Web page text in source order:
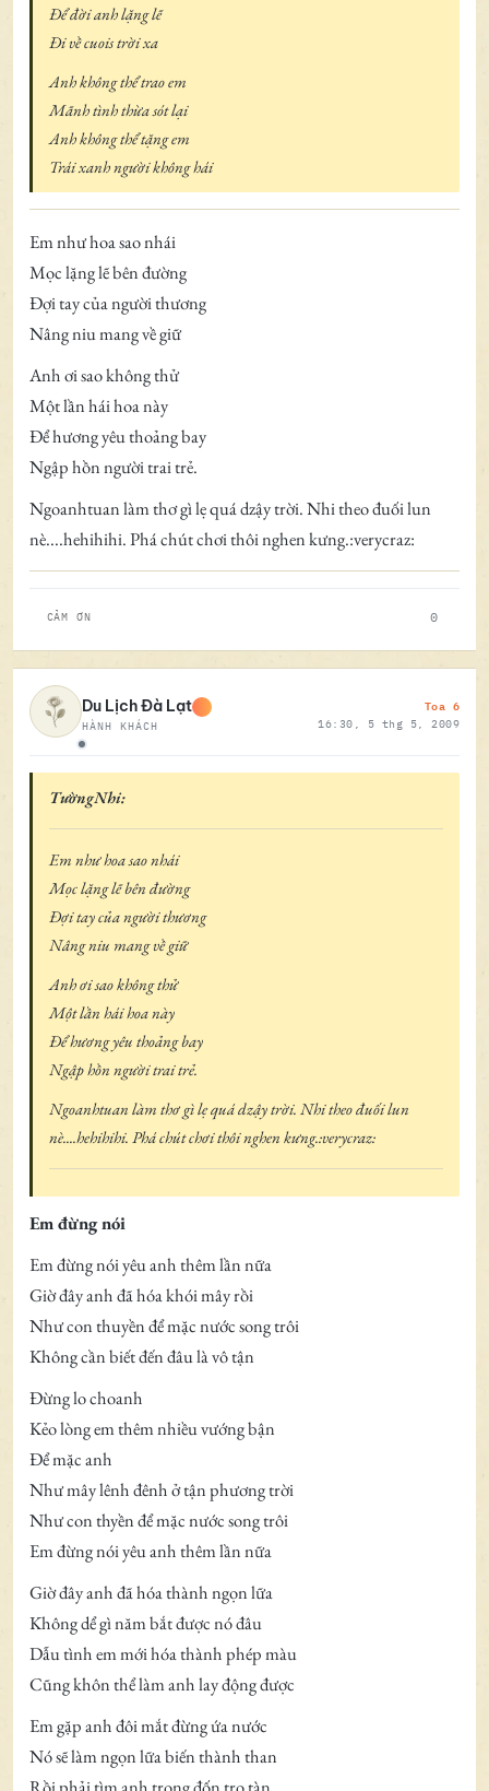
Để đời anh lặng lẽ
Đi về cuois trời xa
Anh không thể trao em
Mãnh tình thừa sót lại
Anh không thể tặng em
Trái xanh người không hái
Em như hoa sao nhái
Mọc lặng lẽ bên đường
Đợi tay của người thương
Nâng niu mang về giữ
Anh ơi sao không thử
Một lần hái hoa này
Để hương yêu thoảng bay
Ngập hồn người trai trẻ.
Ngoanhtuan làm thơ gì lẹ quá dzậy trời. Nhi theo đuối lun
nè....hehihihi. Phá chút chơi thôi nghen kưng.:verycraz:
CẢM ƠN 0
Ngoại tuyến
Du Lịch Đà Lạt
HÀNH KHÁCH
Toa 6
16:30, 5 thg 5, 2009
TườngNhi:
Em như hoa sao nhái
Mọc lặng lẽ bên đường
Đợi tay của người thương
Nâng niu mang về giữ
Anh ơi sao không thử
Một lần hái hoa này
Để hương yêu thoảng bay
Ngập hồn người trai trẻ.
Ngoanhtuan làm thơ gì lẹ quá dzậy trời. Nhi theo đuối lun
nè....hehihihi. Phá chút chơi thôi nghen kưng.:verycraz:
Em đừng nói
Em đừng nói yêu anh thêm lần nữa
Giờ đây anh đã hóa khói mây rồi
Như con thuyền để mặc nước song trôi
Không cần biết đến đâu là vô tận
Đừng lo choanh
Kẻo lòng em thêm nhiều vướng bận
Để mặc anh
Như mây lênh đênh ở tận phương trời
Như con thyền để mặc nước song trôi
Em đừng nói yêu anh thêm lần nữa
Giờ đây anh đã hóa thành ngọn lữa
Không dể gì năm bắt được nó đâu
Dẫu tình em mới hóa thành phép màu
Cũng khôn thể làm anh lay động được
Em gặp anh đôi mắt đừng ứa nước
Nó sẽ làm ngọn lữa biến thành than